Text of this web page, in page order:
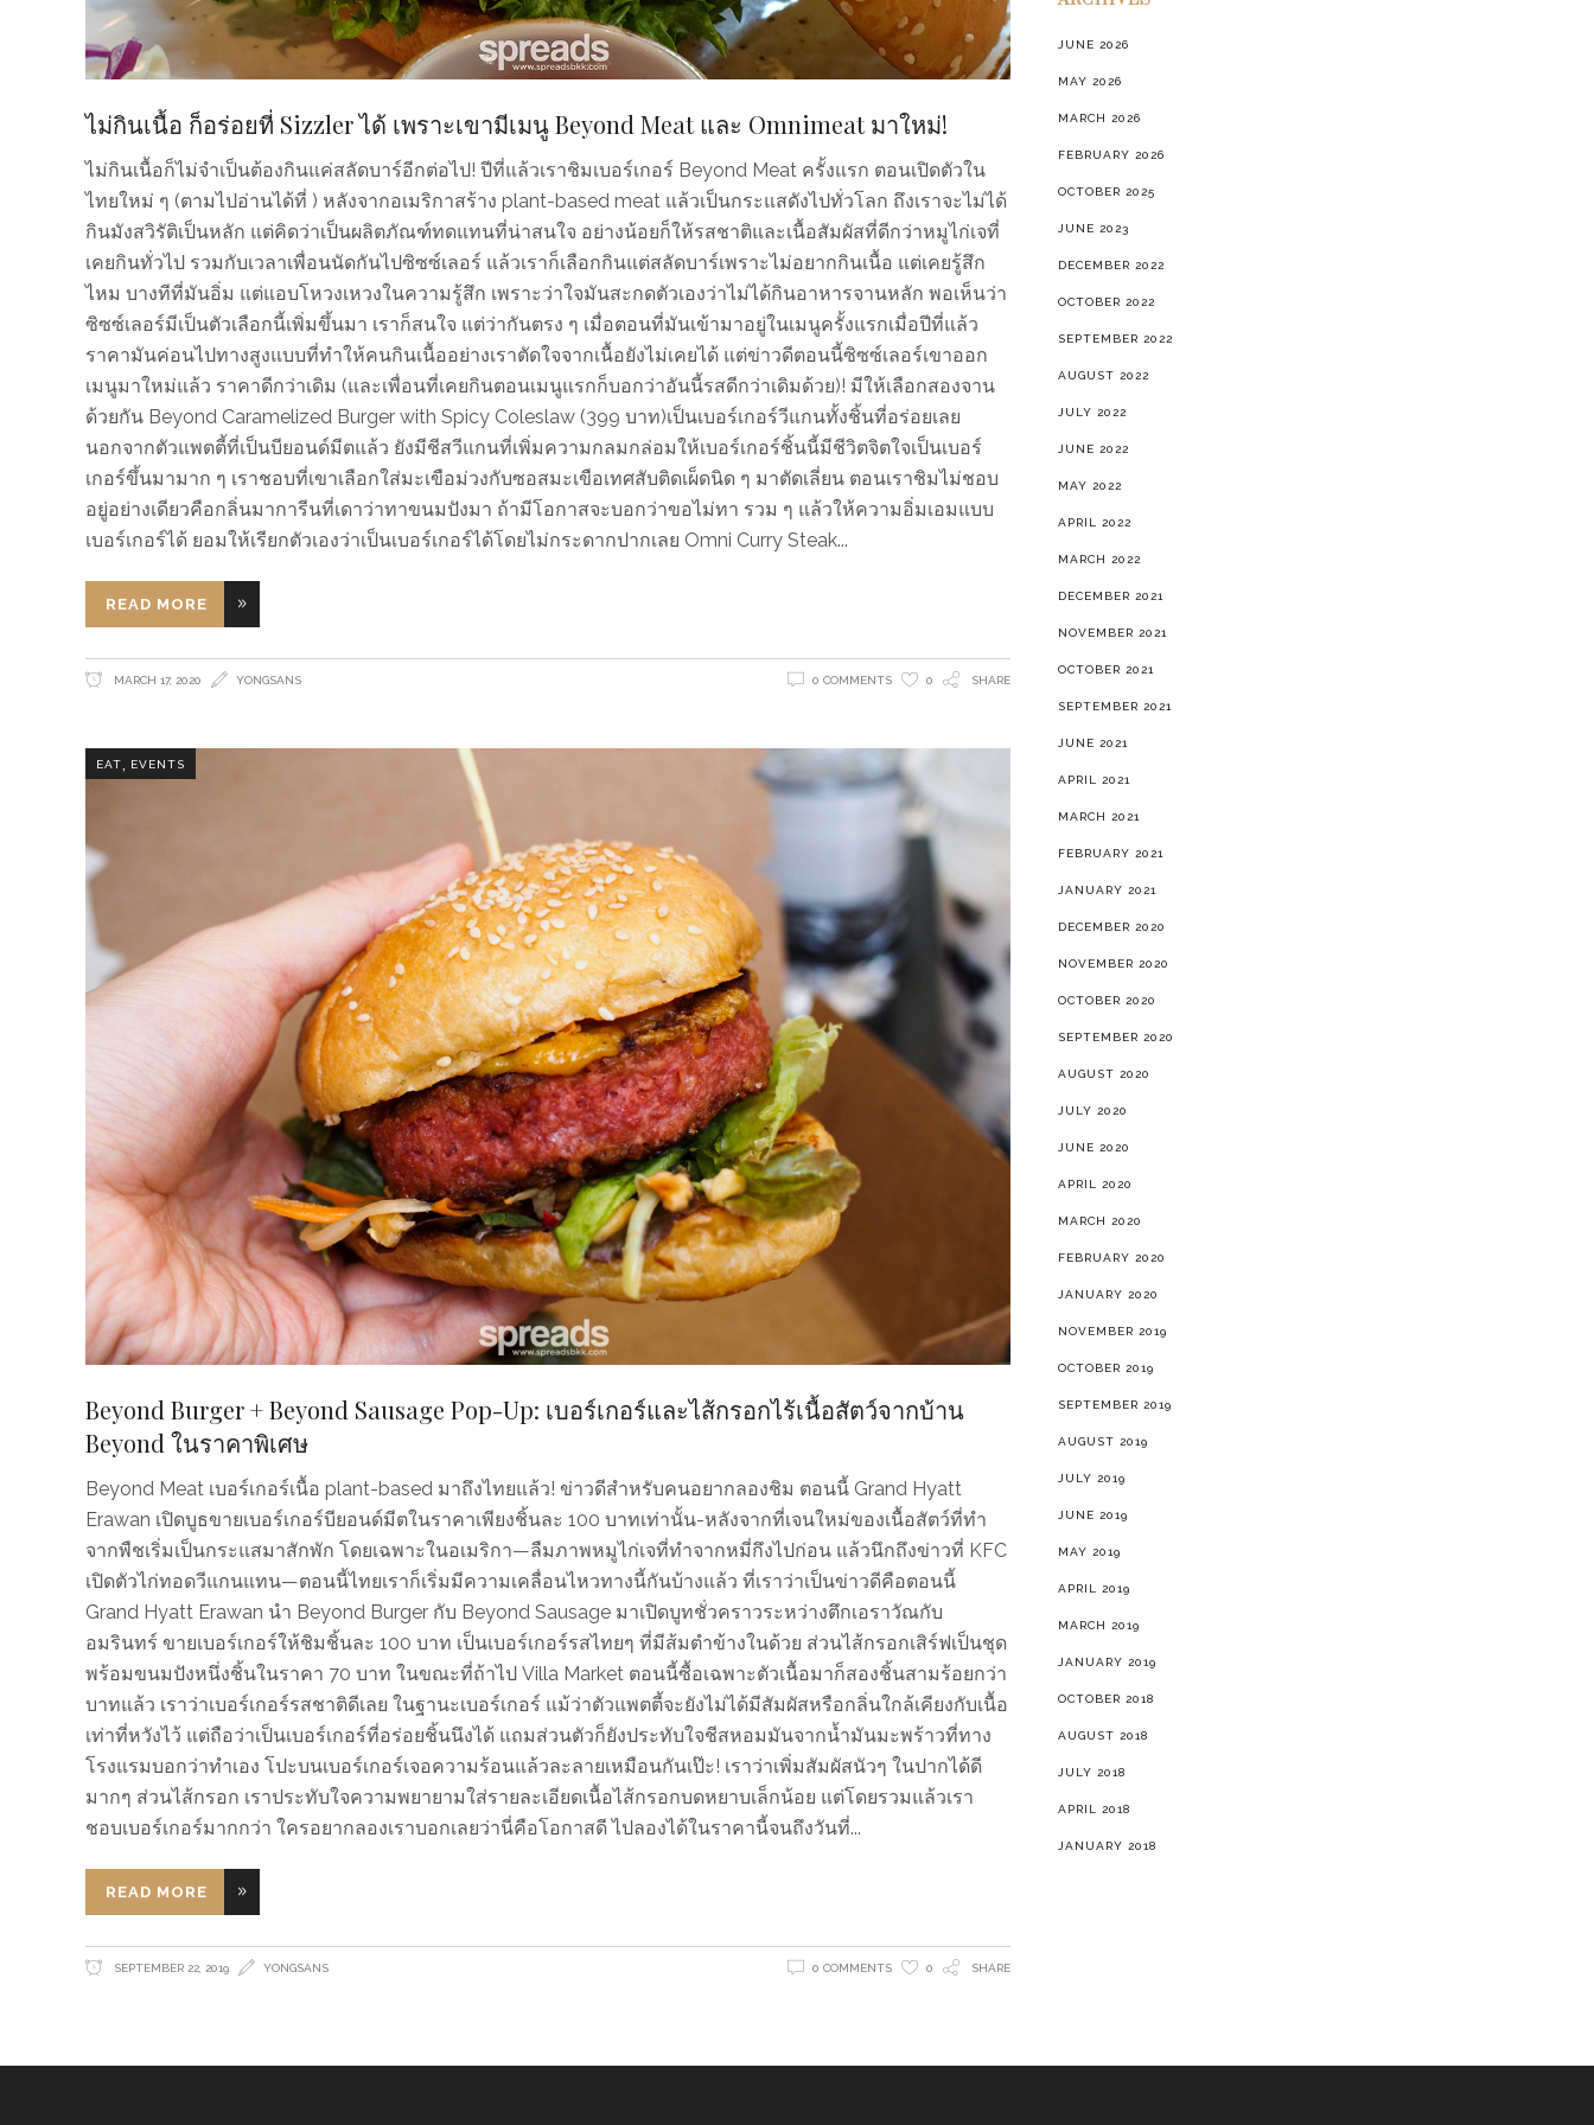
ไม่กินเนื้อ ก็อร่อยที่ Sizzler ได้ เพราะเขามีเมนู Beyond Meat และ Omnimeat มาใหม่!
ไม่กินเนื้อก็ไม่จำเป็นต้องกินแค่สลัดบาร์อีกต่อไป! ปีที่แล้วเราชิมเบอร์เกอร์ Beyond Meat ครั้งแรก ตอนเปิดตัวใน
ไทยใหม่ ๆ (ตามไปอ่านได้ที่ ) หลังจากอเมริกาสร้าง plant-based meat แล้วเป็นกระแสดังไปทั่วโลก ถึงเราจะไม่ได้
กินมังสวิรัติเป็นหลัก แต่คิดว่าเป็นผลิตภัณฑ์ทดแทนที่น่าสนใจ อย่างน้อยก็ให้รสชาติและเนื้อสัมผัสที่ดีกว่าหมูไก่เจที่
เคยกินทั่วไป รวมกับเวลาเพื่อนนัดกันไปซิซซ์เลอร์ แล้วเราก็เลือกกินแต่สลัดบาร์เพราะไม่อยากกินเนื้อ แต่เคยรู้สึก
ไหม บางทีที่มันอิ่ม แต่แอบโหวงเหวงในความรู้สึก เพราะว่าใจมันสะกดตัวเองว่าไม่ได้กินอาหารจานหลัก พอเห็นว่า
ซิซซ์เลอร์มีเป็นตัวเลือกนี้เพิ่มขึ้นมา เราก็สนใจ แต่ว่ากันตรง ๆ เมื่อตอนที่มันเข้ามาอยู่ในเมนูครั้งแรกเมื่อปีที่แล้ว
ราคามันค่อนไปทางสูงแบบที่ทำให้คนกินเนื้ออย่างเราตัดใจจากเนื้อยังไม่เคยได้ แต่ข่าวดีตอนนี้ซิซซ์เลอร์เขาออก
เมนูมาใหม่แล้ว ราคาดีกว่าเดิม (และเพื่อนที่เคยกินตอนเมนูแรกก็บอกว่าอันนี้รสดีกว่าเดิมด้วย)! มีให้เลือกสองจาน
ด้วยกัน Beyond Caramelized Burger with Spicy Coleslaw (399 บาท)เป็นเบอร์เกอร์วีแกนทั้งชิ้นที่อร่อยเลย
นอกจากตัวแพตตี้ที่เป็นบียอนด์มีตแล้ว ยังมีชีสวีแกนที่เพิ่มความกลมกล่อมให้เบอร์เกอร์ชิ้นนี้มีชีวิตจิตใจเป็นเบอร์
เกอร์ขึ้นมามาก ๆ เราชอบที่เขาเลือกใส่มะเขือม่วงกับซอสมะเขือเทศสับติดเผ็ดนิด ๆ มาตัดเลี่ยน ตอนเราชิมไม่ชอบ
อยู่อย่างเดียวคือกลิ่นมาการีนที่เดาว่าทาขนมปังมา ถ้ามีโอกาสจะบอกว่าขอไม่ทา รวม ๆ แล้วให้ความอิ่มเอมแบบ
เบอร์เกอร์ได้ ยอมให้เรียกตัวเองว่าเป็นเบอร์เกอร์ได้โดยไม่กระดากปากเลย Omni Curry Steak
READ MORE
MARCH 17, 2020 YONGSANS 0 COMMENTS 0 SHARE
EAT, EVENTS
Beyond Burger + Beyond Sausage Pop-Up: เบอร์เกอร์และไส้กรอกไร้เนื้อสัตว์จากบ้าน
Beyond ในราคาพิเศษ
Beyond Meat เบอร์เกอร์เนื้อ plant-based มาถึงไทยแล้ว! ข่าวดีสำหรับคนอยากลองชิม ตอนนี้ Grand Hyatt
Erawan เปิดบูธขายเบอร์เกอร์บียอนด์มีตในราคาเพียงชิ้นละ 100 บาทเท่านั้น-หลังจากที่เจนใหม่ของเนื้อสัตว์ที่ทำ
จากพืชเริ่มเป็นกระแสมาสักพัก โดยเฉพาะในอเมริกา—ลืมภาพหมูไก่เจที่ทำจากหมี่กึงไปก่อน แล้วนึกถึงข่าวที่ KFC
เปิดตัวไก่ทอดวีแกนแทน—ตอนนี้ไทยเราก็เริ่มมีความเคลื่อนไหวทางนี้กันบ้างแล้ว ที่เราว่าเป็นข่าวดีคือตอนนี้
Grand Hyatt Erawan นำ Beyond Burger กับ Beyond Sausage มาเปิดบูทชั่วคราวระหว่างตึกเอราวัณกับ
อมรินทร์ ขายเบอร์เกอร์ให้ชิมชิ้นละ 100 บาท เป็นเบอร์เกอร์รสไทยๆ ที่มีส้มตำข้างในด้วย ส่วนไส้กรอกเสิร์ฟเป็นชุด
พร้อมขนมปังหนึ่งชิ้นในราคา 70 บาท ในขณะที่ถ้าไป Villa Market ตอนนี้ซื้อเฉพาะตัวเนื้อมาก็สองชิ้นสามร้อยกว่า
บาทแล้ว เราว่าเบอร์เกอร์รสชาติดีเลย ในฐานะเบอร์เกอร์ แม้ว่าตัวแพตตี้จะยังไม่ได้มีสัมผัสหรือกลิ่นใกล้เคียงกับเนื้อ
เท่าที่หวังไว้ แต่ถือว่าเป็นเบอร์เกอร์ที่อร่อยชิ้นนึงได้ แถมส่วนตัวก็ยังประทับใจชีสหอมมันจากน้ำมันมะพร้าวที่ทาง
โรงแรมบอกว่าทำเอง โปะบนเบอร์เกอร์เจอความร้อนแล้วละลายเหมือนกันเป๊ะ! เราว่าเพิ่มสัมผัสนัวๆ ในปากได้ดี
มากๆ ส่วนไส้กรอก เราประทับใจความพยายามใส่รายละเอียดเนื้อไส้กรอกบดหยาบเล็กน้อย แต่โดยรวมแล้วเรา
ชอบเบอร์เกอร์มากกว่า ใครอยากลองเราบอกเลยว่านี่คือโอกาสดี ไปลองได้ในราคานี้จนถึงวันที่
READ MORE
SEPTEMBER 22, 2019 YONGSANS 0 COMMENTS 0 SHARE
JUNE 2026
MAY 2026
MARCH 2026
FEBRUARY 2026
OCTOBER 2025
JUNE 2023
DECEMBER 2022
OCTOBER 2022
SEPTEMBER 2022
AUGUST 2022
JULY 2022
JUNE 2022
MAY 2022
APRIL 2022
MARCH 2022
DECEMBER 2021
NOVEMBER 2021
OCTOBER 2021
SEPTEMBER 2021
JUNE 2021
APRIL 2021
MARCH 2021
FEBRUARY 2021
JANUARY 2021
DECEMBER 2020
NOVEMBER 2020
OCTOBER 2020
SEPTEMBER 2020
AUGUST 2020
JULY 2020
JUNE 2020
APRIL 2020
MARCH 2020
FEBRUARY 2020
JANUARY 2020
NOVEMBER 2019
OCTOBER 2019
SEPTEMBER 2019
AUGUST 2019
JULY 2019
JUNE 2019
MAY 2019
APRIL 2019
MARCH 2019
JANUARY 2019
OCTOBER 2018
AUGUST 2018
JULY 2018
APRIL 2018
JANUARY 2018